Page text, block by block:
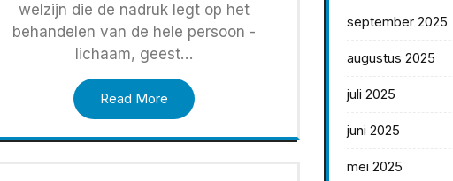
welzijn die de nadruk legt op het
behandelen van de hele persoon -
lichaam, geest…
Read More
september 2025
augustus 2025
juli 2025
juni 2025
mei 2025